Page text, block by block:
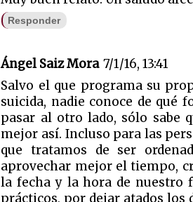
Responder
Ángel Saiz Mora 7/1/16, 13:41
Salvo el que programa su
suicida, nadie conoce de qué
pasar al otro lado, sólo sabe
mejor así. Incluso para las
que tratamos de ser
aprovechar mejor el tiempo,
la fecha y la hora de nuestro
prácticos, por dejar atados los